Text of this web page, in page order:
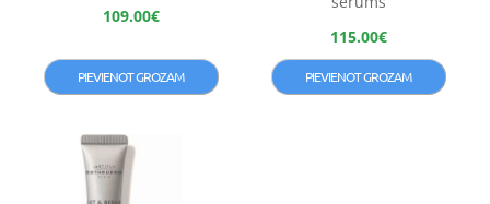
109.00€
PIEVIENOT GROZAM
115.00€
PIEVIENOT GROZAM